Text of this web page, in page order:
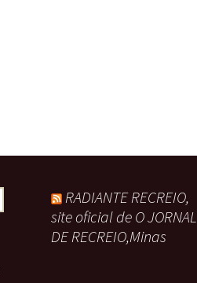
RADIANTE RECREIO,
site oficial de O JORNAL
DE RECREIO,Minas